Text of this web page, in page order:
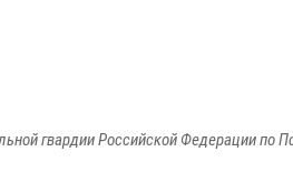
гвардии Российской Федерации по